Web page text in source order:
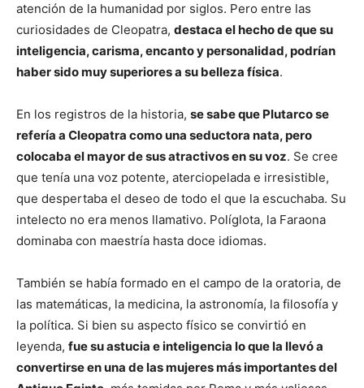
atención de la humanidad por siglos. Pero entre las
curiosidades de Cleopatra, destaca el hecho de que su
inteligencia, carisma, encanto y personalidad, podrían
haber sido muy superiores a su belleza física.
En los registros de la historia, se sabe que Plutarco se
refería a Cleopatra como una seductora nata, pero
colocaba el mayor de sus atractivos en su voz. Se cree
que tenía una voz potente, aterciopelada e irresistible,
que despertaba el deseo de todo el que la escuchaba. Su
intelecto no era menos llamativo. Políglota, la Faraona
dominaba con maestría hasta doce idiomas.
También se había formado en el campo de la oratoria, de
las matemáticas, la medicina, la astronomía, la filosofía y
la política. Si bien su aspecto físico se convirtió en
leyenda, fue su astucia e inteligencia lo que la llevó a
convertirse en una de las mujeres más importantes del